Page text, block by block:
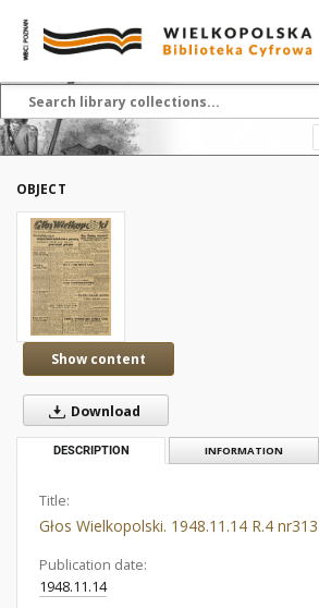
OBJECT
Show content
Download
DESCRIPTION INFORMATION
Title:
Głos Wielkopolski. 1948.11.14 R.4
Publication date:
1948.11.14